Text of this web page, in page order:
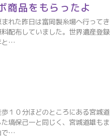
商品をもらったよ
れた昨日は富岡製糸場へ行ってき
配布していました。世界遺産登録
と…
１０分ほどのところにある宮城道
塙保己一と同じく、宮城道雄もま
で…